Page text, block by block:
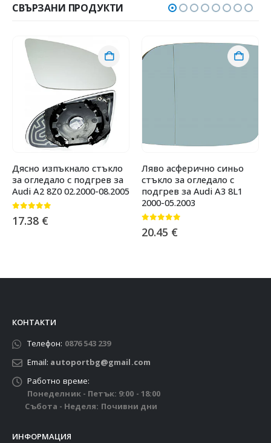
СВЪРЗАНИ ПРОДУКТИ
Дясно изпъкнало стъкло
за огледало с подгрев за
Audi A2 8Z0 02.2000-08.2005
17.38 €
Ляво асферично синьо
стъкло за огледало с
подгрев за Audi A3 8L1
2000-05.2003
20.45 €
КОНТАКТИ
Телефон: 0876 543 239
Email: autoportbg@gmail.com
Работно време:
Понеделник - Петък: 9:00 - 18:00
Събота - Неделя: Почивни дни
ИНФОРМАЦИЯ